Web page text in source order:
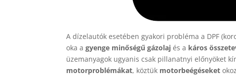
A dízelautók esetében gyakori probléma a DPF
oka agyenge minőségű gázolaj és a káros
üzemanyagok ugyanis csak pillanatnyi előnyöket
motorproblémákat, köztük motorbeégéseket